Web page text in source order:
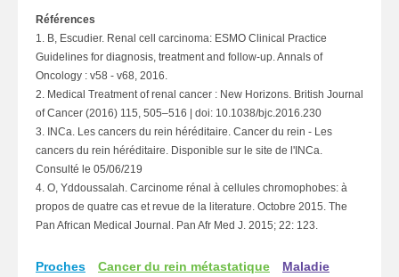
Références
1. B, Escudier. Renal cell carcinoma: ESMO Clinical Practice
Guidelines for diagnosis, treatment and follow-up. Annals of
Oncology : v58 - v68, 2016.
2. Medical Treatment of renal cancer : New Horizons. British Journal
of Cancer (2016) 115, 505–516 | doi: 10.1038/bjc.2016.230
3. INCa. Les cancers du rein héréditaire. Cancer du rein - Les
cancers du rein héréditaire. Disponible sur le site de l'INCa.
Consulté le 05/06/219
4. O, Yddoussalah. Carcinome rénal à cellules chromophobes: à
propos de quatre cas et revue de la literature. Octobre 2015. The
Pan African Medical Journal. Pan Afr Med J. 2015; 22: 123.
Proches Cancer du rein métastatique Maladie